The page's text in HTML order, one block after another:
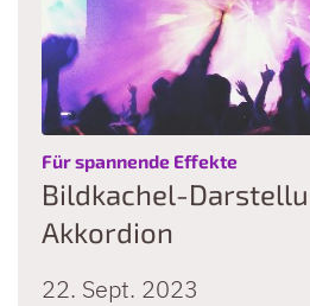
Für spannende Effekte:
Bildkachel-
Akkordion
22. Sept. 2023